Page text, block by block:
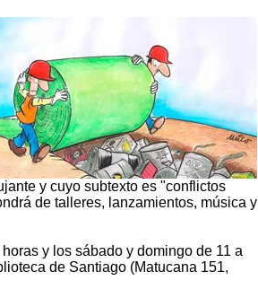
y cuyo subtexto es "conflictos
de talleres, lanzamientos, música y
y los sábado y domingo de 11 a
de Santiago (Matucana 151,